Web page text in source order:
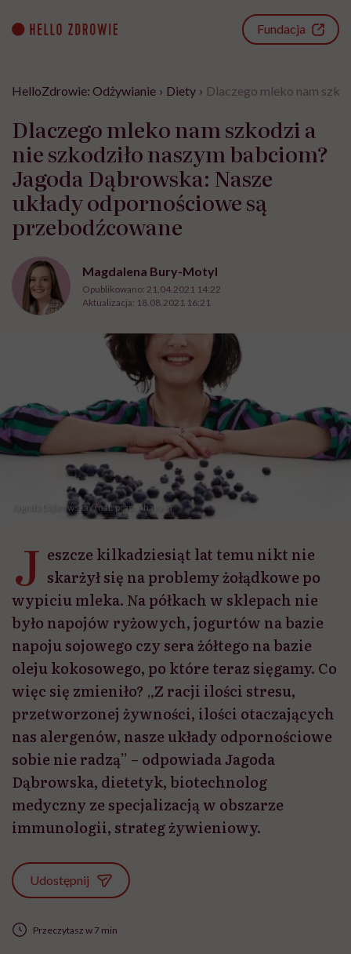
content
Fundacja
HelloZdrowie: Odżywianie › Diety › Dlaczego mleko nam
Dlaczego mleko nam szkodzi a
nie szkodziło naszym babciom?
Jagoda Dąbrowska: Nasze
układy odpornościowe są
przebodźcowane
Magdalena Bury-Motyl
Opublikowano: 21.04.2021 14:22
Aktualizacja: 18.08.2021 16:21
Jagoda Dąbrowska / mat. pras. Ahava Pr
J eszcze kilkadziesiąt lat temu nikt nie
skarżył się na problemy żołądkowe po
wypiciu mleka. Na półkach w sklepach nie
było napojów ryżowych, jogurtów na bazie
napoju sojowego czy sera żółtego na bazie
oleju kokosowego, po które teraz sięgamy. Co
więc się zmieniło? „Z racji ilości stresu,
przetworzonej żywności, ilości otaczających
nas alergenów, nasze układy odpornościowe
sobie nie radzą” – odpowiada Jagoda
Dąbrowska, dietetyk, biotechnolog
medyczny ze specjalizacją w obszarze
immunologii, strateg żywieniowy.
Udostępnij
Przeczytasz w 7 min